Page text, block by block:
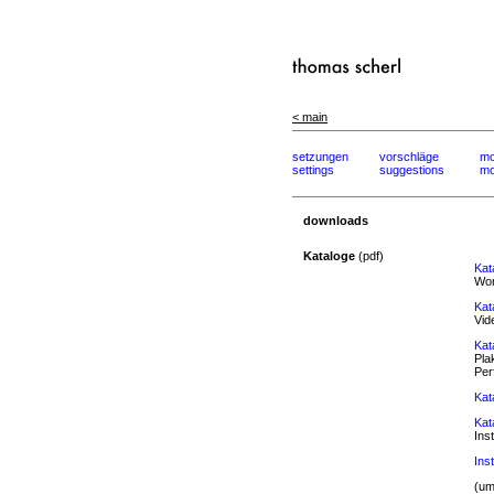
< main
setzungen
settings
vorschläge
suggestions
downloads
Kataloge (pdf)